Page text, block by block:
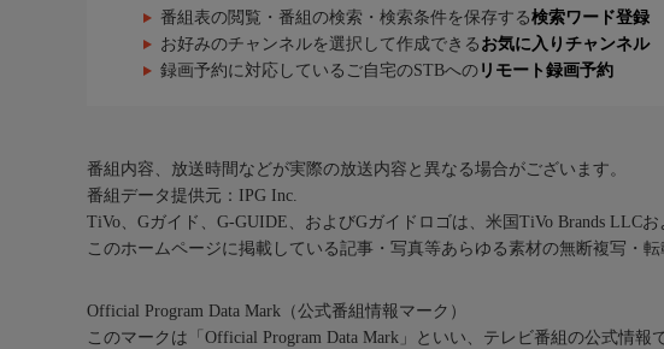
番組表の閲覧・番組の検索・検索条件を保存する検索ワード登録
お好みのチャンネルを選択して作成できる お気に入りチャンネル
録画予約に対応しているご自宅のSTBへの リモート録画予約
番組内容、放送時間などが実際の放送内容と異なる場合がございます。
番組データ提供元：IPG Inc.
TiVo、Gガイド、G-GUIDE、およびGガイドロゴは、米国TiVo Brands LLC
このホームページに掲載している記事・写真等あらゆる素材の無断複写・転
Official Program Data Mark（公式番組情報マーク）
このマークは「Official Program Data Mark」といい、テレビ番組の公式情報